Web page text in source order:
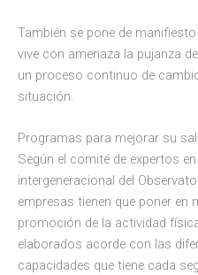
También se pone de
vive con amenaza la pujanza
un proceso continuo de
situación.
Programas para mejorar su
Según el comité de expertos
intergeneracional del
empresas tienen que poner en
promoción de la actividad
elaborados acorde con las
capacidades que tiene cada